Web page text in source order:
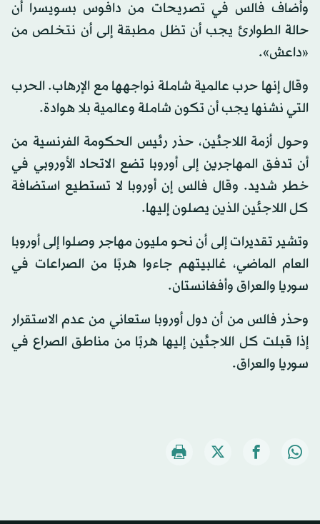
وأضاف فالس في تصريحات من دافوس بسويسرا أن
حالة الطوارئ يجب أن تظل مطبقة إلى أن نتخلص من
«داعش».
وقال إنها حرب عالمية شاملة نواجهها مع الإرهاب. الحرب
التي نشنها يجب أن تكون شاملة وعالمية بلا هوادة.
وحول أزمة اللاجئين، حذر رئيس الحكومة الفرنسية من
أن تدفق المهاجرين إلى أوروبا تضع الاتحاد الأوروبي في
خطر شديد. وقال فالس إن أوروبا لا تستطيع استضافة
كل اللاجئين الذين يصلون إليها.
وتشير تقديرات إلى أن نحو مليون مهاجر وصلوا إلى أوروبا
العام الماضي، غالبيتهم جاءوا هربًا من الصراعات في
سوريا والعراق وأفغانستان.
وحذر فالس من أن دول أوروبا ستعاني من عدم الاستقرار
إذا قبلت كل اللاجئين إليها هربًا من مناطق الصراع في
سوريا والعراق.